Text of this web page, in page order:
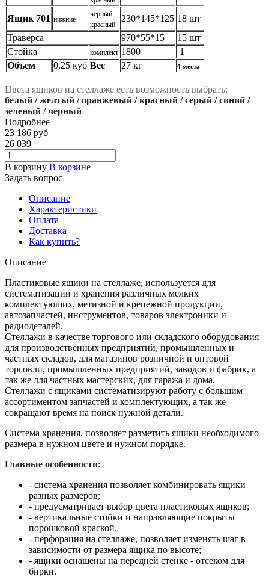
Ящик 701 нижние
черный
красный
230*145*125 18 шт
Траверса
970*55*15
15 шт
Стойка
комплект 1800
1
Объем
0,25 куб Вес 27 кг 4 места
Цвета ящиков на стеллаже есть возможность выбрать:
белый / желтый / оранжевый / красный / серый / синий /
зеленый / черный
Подробнее
23 186 руб
26 039
В корзину В корзине
Задать вопрос
Описание
Характеристики
Оплата
Доставка
Как купить?
Описание
Пластиковые ящики на стеллаже, используется для
систематизации и хранения различных мелких
комплектующих, метизной и крепежной продукции,
автозапчастей, инструментов, товаров электроники и
радиодеталей.
Стеллажи в качестве торгового или складского оборудования
для производственных предприятий, промышленных и
частных складов, для магазинов розничной и оптовой
торговли, промышленных предприятий, заводов и фабрик, а
так же для частных мастерских, для гаража и дома.
Стеллажи с ящиками систематизируют работу с большим
ассортиментом запчастей и комплектующих, а так же
сокращают время на поиск нужной детали.
Система хранения, позволяет разметить ящики необходимого
размера в нужном цвете и нужном порядке.
Главные особенности:
- система хранения позволяет комбинировать ящики
разных размеров;
- предусматривает выбор цвета пластиковых ящиков;
- вертикальные стойки и направляющие покрыты
порошковой краской.
- перфорация на стеллаже, позволяет изменять шаг в
зависимости от размера ящика по высоте;
- ящики оснащены на передней стенке - отсеком для
бирки.